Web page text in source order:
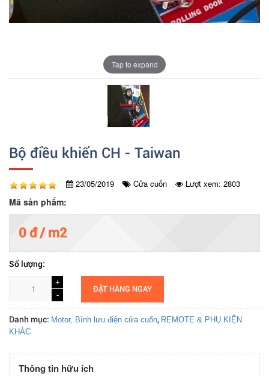
Tap to expand
Bộ điều khiển CH - Taiwan
23/05/2019 Cửa cuốn Lượt xem: 2803
Mã sản phẩm:
0 đ / m2
Số lượng:
+
-
+
-
ĐẶT HÀNG NGAY
Danh mục: Motor, Bình lưu điện cửa cuốn, REMOTE & PHỤ KIỆN
KHÁC
Thông tin hữu ích